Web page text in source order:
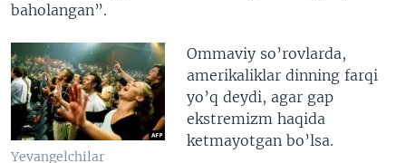
baholangan”.
Yevangelchilar
Ommaviy so’rovlarda,
amerikaliklar dinning farqi
yo’q deydi, agar gap
ekstremizm haqida
ketmayotgan bo’lsa.